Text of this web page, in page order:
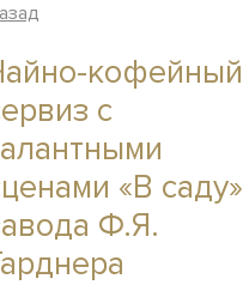
кофейный
с
«В саду»
Ф.Я.